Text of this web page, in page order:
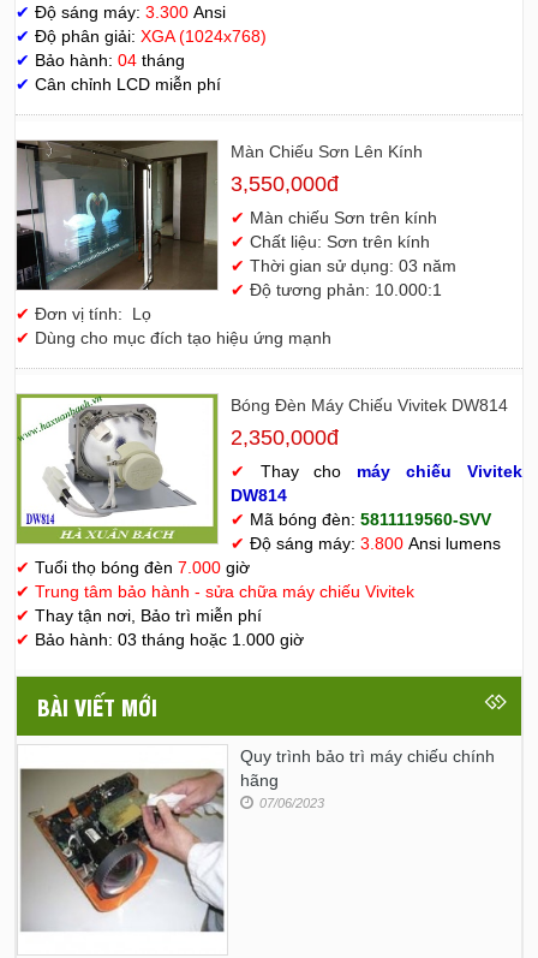
✔ Độ sáng máy: 3.300 Ansi
✔ Độ phân giải: XGA (1024x768)
✔ Bảo hành: 04 tháng
✔ Cân chỉnh LCD miễn phí
Màn Chiếu Sơn Lên Kính
3,550,000đ
✔ Màn chiếu Sơn trên kính
✔ Chất liệu: Sơn trên kính
✔ Thời gian sử dụng: 03 năm
✔ Độ tương phản: 10.000:1
✔ Đơn vị tính: Lọ
✔ Dùng cho mục đích tạo hiệu ứng mạnh
Bóng Đèn Máy Chiếu Vivitek DW814
2,350,000đ
✔ Thay cho máy chiếu Vivitek
DW814
✔ Mã bóng đèn: 5811119560-SVV
✔ Độ sáng máy: 3.800Ansi lumens
✔ Tuổi thọ bóng đèn 7.000 giờ
✔ Trung tâm bảo hành - sửa chữa máy chiếu Vivitek
✔ Thay tận nơi, Bảo trì miễn phí
✔ Bảo hành: 03 tháng hoặc 1.000 giờ
BÀI VIẾT MỚI
Quy trình bảo trì máy chiếu chính
hãng
07/06/2023